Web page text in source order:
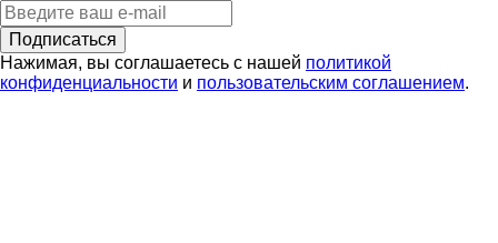
Подписаться
Нажимая, вы соглашаетесь с нашей политикой
конфиденциальности и пользовательским соглашением.